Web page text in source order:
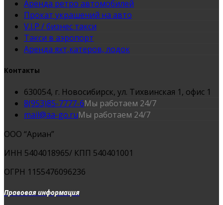
Аренда ретро автомобилей
Прокат украшений на авто
V.I.P / бизнес такси
Такси в аэропорт
Аренда яхт,катеров, лодок
Контакты
630054, г. Новосибирск, ул. Тихвинская 1, офис 1
8(953)85-7777-6Мы работаем 24/7
mail@aa-go.ruМы работаем 24/7
ООО “Ариан”
ИНН 5404018965/ КПП 540401001
ОГРН 1155476096236
Правовая информация